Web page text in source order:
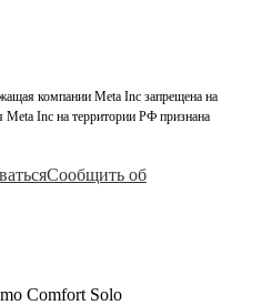
компании Meta Inc запрещена на
Meta Inc на территории РФ признана
Сообщить об
Comfort Solo